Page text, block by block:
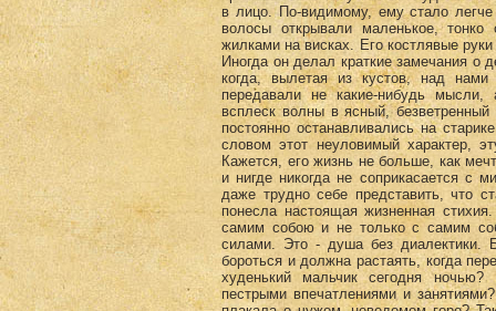
в лицо. По-видимому, ему стало
волосы открывали маленькое,
жилками на висках. Его костлявые
Иногда он делал краткие замечания о
когда, вылетая из кустов, над
передавали не какие-нибудь
всплеск волны в ясный,
постоянно останавливались на
словом этот неуловимый характер,
Кажется, его жизнь не больше, как
и нигде никогда не соприкасается с
даже трудно себе представить, что
понесла настоящая жизненная
самим собою и не только с самим
силами. Это - душа без диалектики.
бороться и должна растаять, когда
худенький мальчик сегодня
пестрыми впечатлениями и